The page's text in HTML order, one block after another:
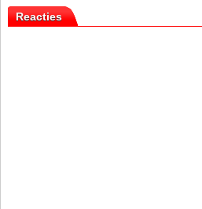
Reacties